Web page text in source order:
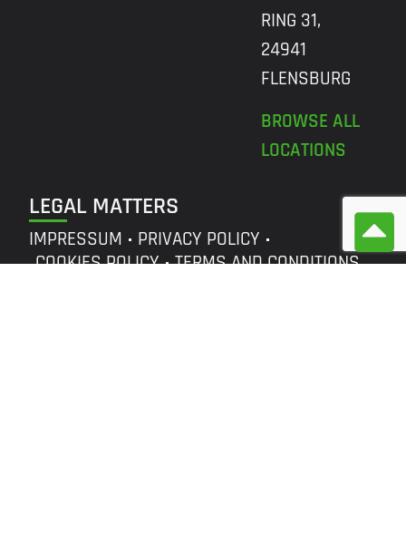
RING 31,
24941
FLENSBURG
BROWSE ALL
LOCATIONS
LEGAL MATTERS
IMPRESSUM
PRIVACY POLICY
COOKIES POLICY
TERMS AND CONDITIONS